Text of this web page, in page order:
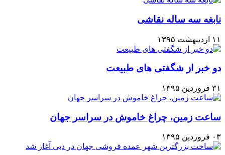
نابغه سه ساله نقاشی
۱۱ اردیبهشت ۱۳۹۵
دو خبر از شگفتی های طبیعت
۳۱ فروردین ۱۳۹۵
ساعت زمين، چراغ خاموش در سراسر جهان
۰۳ فروردین ۱۳۹۵